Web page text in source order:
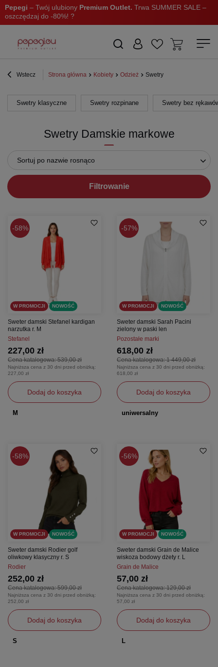
Pepegi – Twój ulubiony Premium Outlet. Trwa SUMMER SALE –
oszczędzaj do -80%! ?
Wstecz Strona główna Kobiety Odzież Swetry
Swetry klasyczne Swetry rozpinane Swetry bez
Swetry Damskie markowe
Sortuj po nazwie rosnąco
Filtrowanie
58%
W PROMOCJI NOWOŚĆ
Sweter damski Stefanel kardigan
narzutka r. M
Stefanel
Cena katalogowa:539,00 zł
227,00 zł
Najniższa cena z 30 dni przed obniżką:
227,00 zł
Dodaj do koszyka
M
57%
W PROMOCJI NOWOŚĆ
Sweter damski Sarah Pacini
zielony w paski len
Pozostałe marki
Cena katalogowa:1 449,00 zł
618,00 zł
Najniższa cena z 30 dni przed obniżką:
618,00 zł
Dodaj do koszyka
uniwersalny
58%
W PROMOCJI NOWOŚĆ
Sweter damski Rodier golf
oliwkowy klasyczny r. S
Rodier
Cena katalogowa:599,00 zł
252,00 zł
Najniższa cena z 30 dni przed obniżką:
252,00 zł
Dodaj do koszyka
S
56%
W PROMOCJI NOWOŚĆ
Sweter damski Grain de Malice
wiskoza bodowy dżety r. L
Grain de Malice
Cena katalogowa:129,00 zł
57,00 zł
Najniższa cena z 30 dni przed obniżką:
57,00 zł
Dodaj do koszyka
L